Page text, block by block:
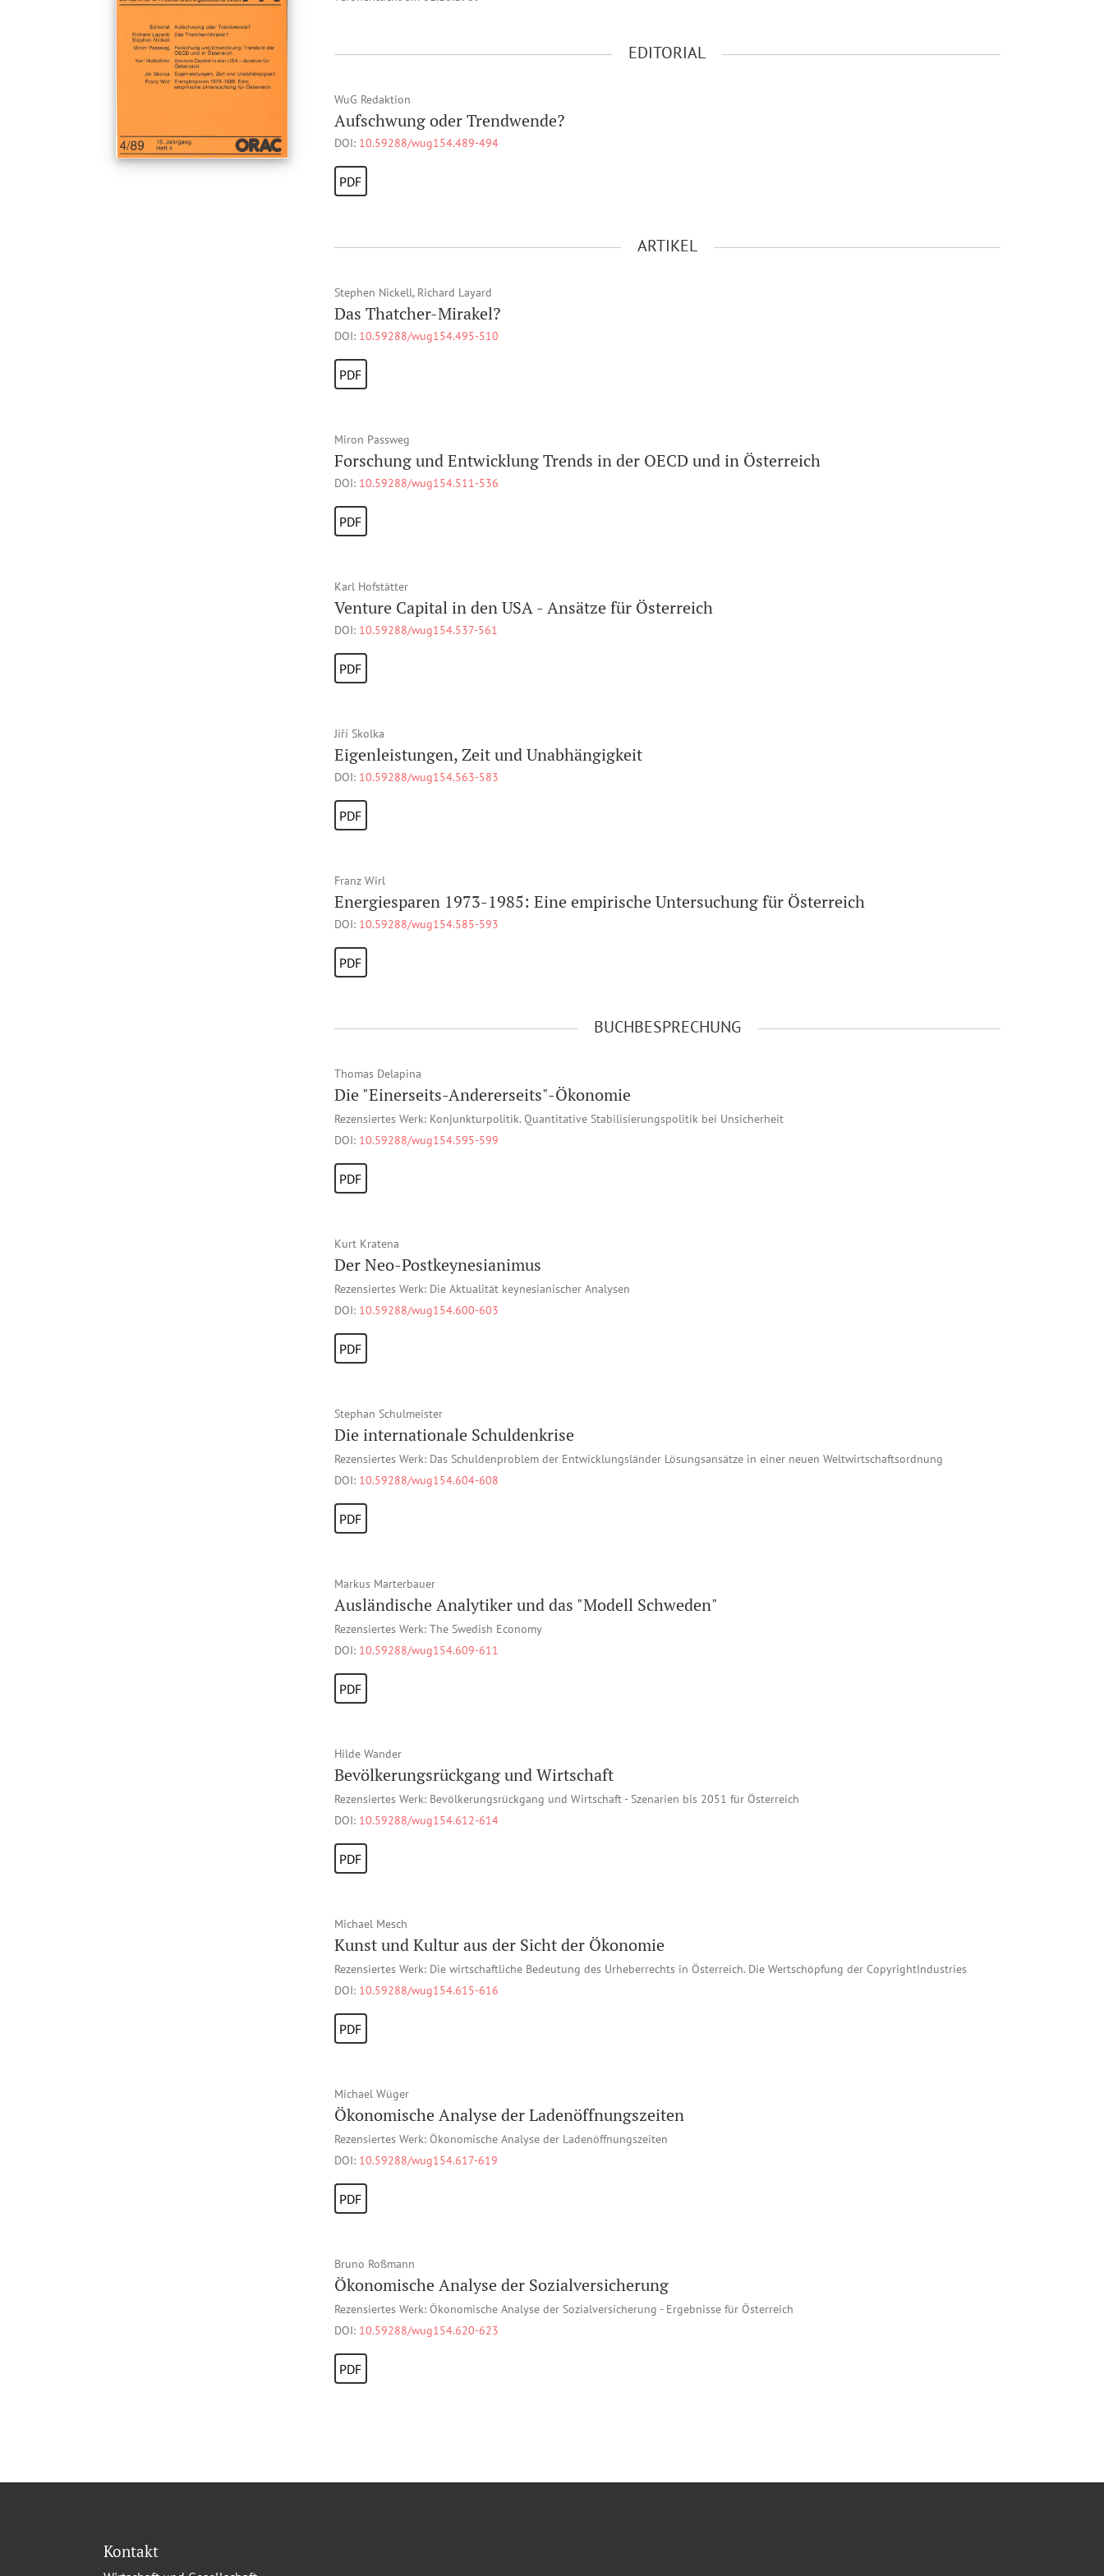
EDITORIAL
WuG Redaktion
Aufschwung oder Trendwende?
DOI: 10.59288/wug154.489-494
PDF
ARTIKEL
Stephen Nickell, Richard Layard
Das Thatcher-Mirakel?
DOI: 10.59288/wug154.495-510
PDF
Miron Passweg
Forschung und Entwicklung Trends in der OECD und in Österreich
DOI: 10.59288/wug154.511-536
PDF
Karl Hofstätter
Venture Capital in den USA - Ansätze für Österreich
DOI: 10.59288/wug154.537-561
PDF
Jiří Skolka
Eigenleistungen, Zeit und Unabhängigkeit
DOI: 10.59288/wug154.563-583
PDF
Franz Wirl
Energiesparen 1973-1985: Eine empirische Untersuchung für Österreich
DOI: 10.59288/wug154.585-593
PDF
BUCHBESPRECHUNG
Thomas Delapina
Die "Einerseits-Andererseits"-Ökonomie
Rezensiertes Werk: Konjunkturpolitik. Quantitative Stabilisierungspolitik bei Unsicherheit
DOI: 10.59288/wug154.595-599
PDF
Kurt Kratena
Der Neo-Postkeynesianimus
Rezensiertes Werk: Die Aktualität keynesianischer Analysen
DOI: 10.59288/wug154.600-603
PDF
Stephan Schulmeister
Die internationale Schuldenkrise
Rezensiertes Werk: Das Schuldenproblem der Entwicklungsländer Lösungsansätze in einer neuen Weltwirtschaftsordnung
DOI: 10.59288/wug154.604-608
PDF
Markus Marterbauer
Ausländische Analytiker und das "Modell Schweden"
Rezensiertes Werk: The Swedish Economy
DOI: 10.59288/wug154.609-611
PDF
Hilde Wander
Bevölkerungsrückgang und Wirtschaft
Rezensiertes Werk: Bevölkerungsrückgang und Wirtschaft - Szenarien bis 2051 für Österreich
DOI: 10.59288/wug154.612-614
PDF
Michael Mesch
Kunst und Kultur aus der Sicht der Ökonomie
Rezensiertes Werk: Die wirtschaftliche Bedeutung des Urheberrechts in Österreich. Die Wertschöpfung der CopyrightIndustries
DOI: 10.59288/wug154.615-616
PDF
Michael Wüger
Ökonomische Analyse der Ladenöffnungszeiten
Rezensiertes Werk: Ökonomische Analyse der Ladenöffnungszeiten
DOI: 10.59288/wug154.617-619
PDF
Bruno Roßmann
Ökonomische Analyse der Sozialversicherung
Rezensiertes Werk: Ökonomische Analyse der Sozialversicherung - Ergebnisse für Österreich
DOI: 10.59288/wug154.620-623
PDF
Kontakt